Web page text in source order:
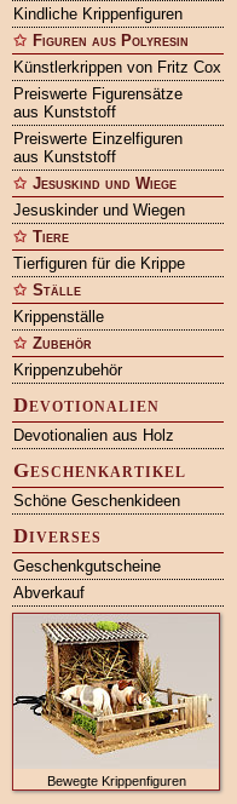
Kindliche Krippenfiguren
Figuren aus Polyresin
Künstlerkrippen von Fritz Cox
Preiswerte Figurensätze
aus Kunststoff
Preiswerte Einzelfiguren
aus Kunststoff
Jesuskind und Wiege
Jesuskinder und Wiegen
Tiere
Tierfiguren für die Krippe
Ställe
Krippenställe
Zubehör
Krippenzubehör
Devotionalien
Devotionalien aus Holz
Geschenkartikel
Schöne Geschenkideen
Diverses
Geschenkgutscheine
Abverkauf
Bewegte Krippenfiguren